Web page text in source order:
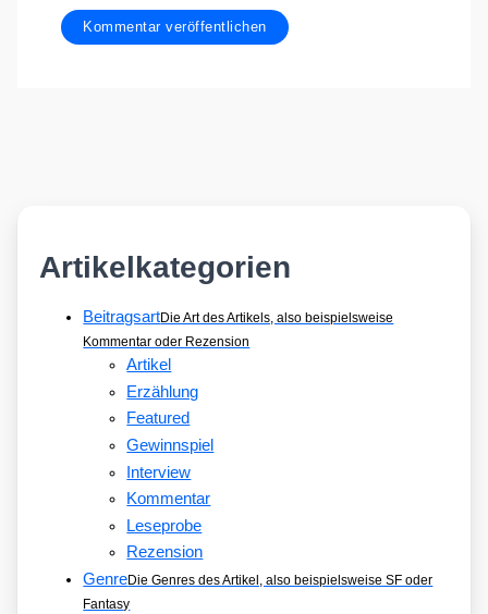
Artikelkategorien
BeitragsartDie Art des Artikels, also beispielsweise
Kommentar oder Rezension
Artikel
Erzählung
Featured
Gewinnspiel
Interview
Kommentar
Leseprobe
Rezension
GenreDie Genres des Artikel, also beispielsweise SF oder
Fantasy